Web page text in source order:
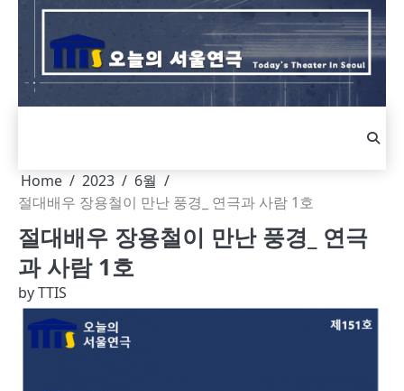
Skip
content
Home 2023
6월
절대배우 장용철이 만난 풍경_ 연극과 사람 1호
절대배우 장용철이 만난 풍경_ 연극
과 사람 1호
byTTIS